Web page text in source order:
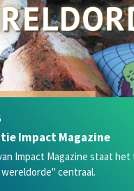
Impact Magazine
Impact Magazine staat het
centraal.